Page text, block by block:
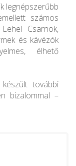
legnépszerűbb
számos
Csarnok,
és kávézók
élhető
további
bizalommal –